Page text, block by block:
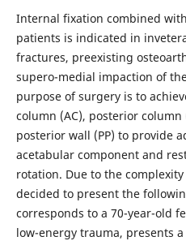
Internal fixation combined
patients is indicated in
fractures, preexisting
supero-medial impaction of
purpose of surgery is to
column (AC), posterior
posterior wall (PP) to provide
acetabular component and
rotation. Due to the
decided to present the
corresponds to a 70-year-old
low-energy trauma, presents